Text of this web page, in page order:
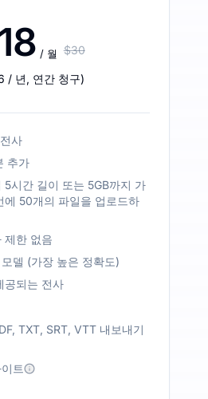
/ 월 $30
/ 년, 연간 청구)
사
추가
5시간 길이 또는 5GB까지 가
에 50개의 파일을 업로드하
제한 없음
델 (가장 높은 정확도)
공되는 전사
TXT, SRT, VTT 내보내기
트